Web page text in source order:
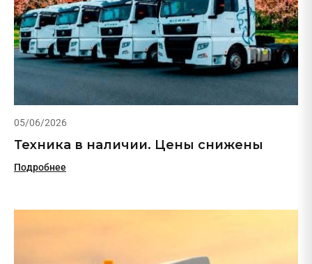
05/06/2026
Техника в наличии. Цены снижены
Подробнее